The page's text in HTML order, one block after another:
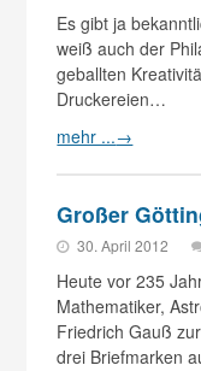
Es gibt ja
weiß auch der
geballten
Druckereien…
mehr ...→
Großer
30. April 2012
Heute vor 235
Mathematiker,
Friedrich Gauß
drei Briefmarken